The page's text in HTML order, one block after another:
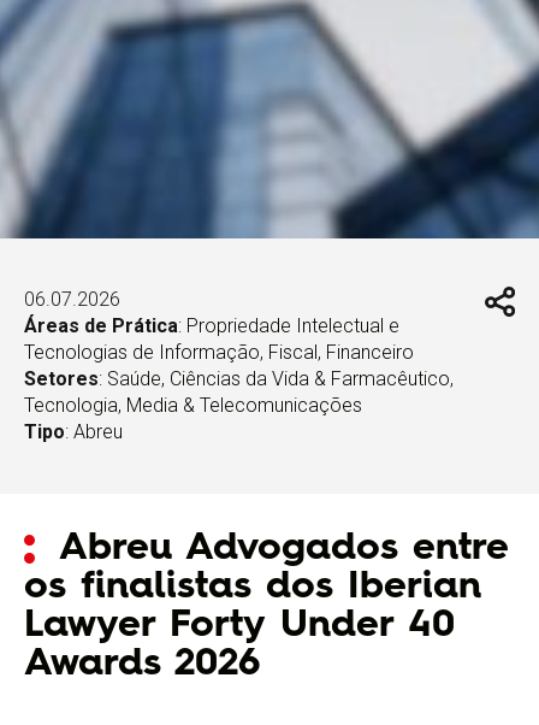
06.07.2026
Áreas de Prática: Propriedade Intelectual e
Tecnologias de Informação, Fiscal, Financeiro
Setores: Saúde, Ciências da Vida & Farmacêutico,
Tecnologia, Media & Telecomunicações
Tipo: Abreu
Abreu Advogados entre
os finalistas dos Iberian
Lawyer Forty Under 40
Awards 2026